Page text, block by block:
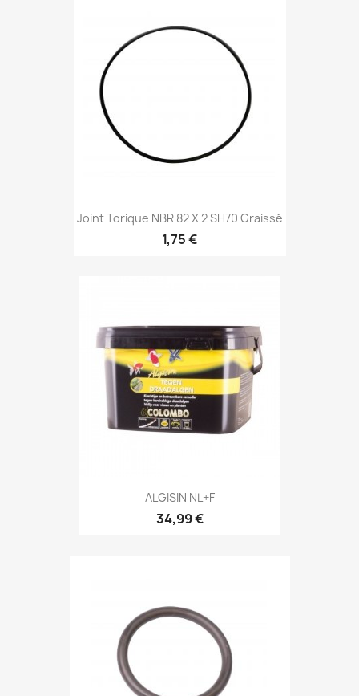
Joint Torique NBR 82 X 2 SH70 Graissé
1,75 €
ALGISIN NL+F
34,99 €